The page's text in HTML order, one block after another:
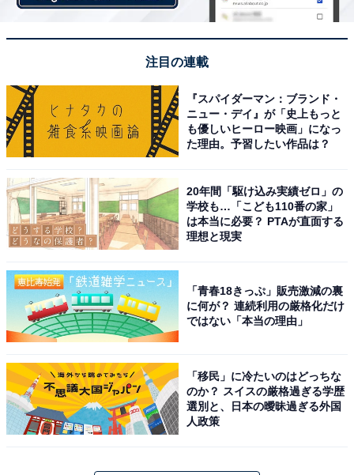
注目の連載
『スパイダーマン：ブランド・
ニュー・デイ』が「史上もっと
も優しいヒーロー映画」になっ
た理由。予習したい作品は？
20年間「駆け込み実績ゼロ」の
学校も…「こども110番の家」
は本当に必要？ PTAが直面する
理想と現実
「青春18きっぷ」販売激減の裏
に何が？ 連続利用の厳格化だけ
ではない「本当の理由」
「移民」に冷たいのはどっちな
のか？ スイスの厳格過ぎる学歴
選別と、日本の曖昧過ぎる外国
人政策